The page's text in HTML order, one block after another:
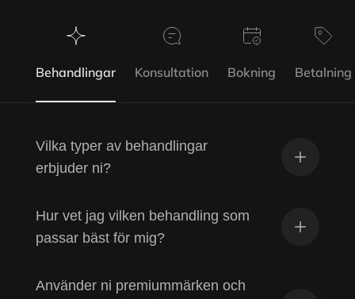
Behandlingar Konsultation Bokning Betalning
Vilka typer av behandlingar
erbjuder ni?
Hur vet jag vilken behandling som
passar bäst för mig?
Använder ni premiummärken och